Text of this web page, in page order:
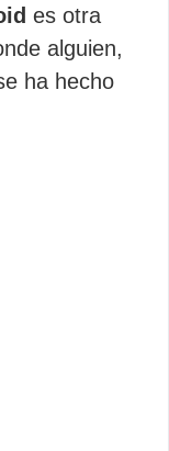
es otra
alguien,
ha hecho